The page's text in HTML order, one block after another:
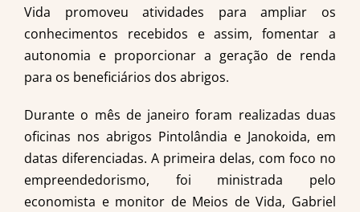
Vida promoveu atividades para ampliar os
conhecimentos recebidos e assim, fomentar a
autonomia e proporcionar a geração de renda
para os beneficiários dos abrigos.
Durante o mês de janeiro foram realizadas duas
oficinas nos abrigos Pintolândia e Janokoida, em
datas diferenciadas. A primeira delas, com foco no
empreendedorismo, foi ministrada pelo
economista e monitor de Meios de Vida, Gabriel